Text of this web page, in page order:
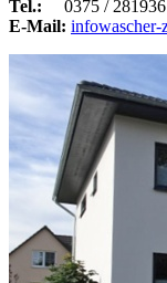
Tel.: 0375 / 281936
E-Mail: infowascher-